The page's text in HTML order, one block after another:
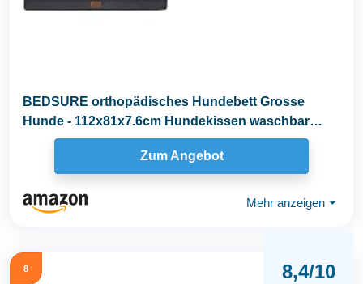
BEDSURE orthopädisches Hundebett Grosse
Hunde - 112x81x7.6cm Hundekissen waschbar
Hundematte mit...
Zum Angebot
Mehr anzeigen ⏷
8 8,4/10